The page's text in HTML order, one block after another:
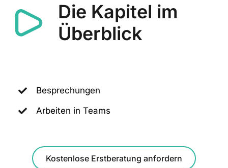
Die Kapitel im
Überblick
Besprechungen
Arbeiten in Teams
Kostenlose Erstberatung anfordern